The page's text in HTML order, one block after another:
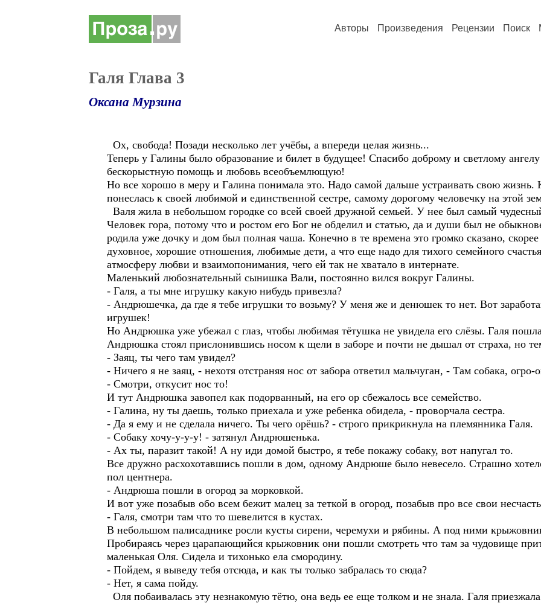
Авторы Произведения Рецензии Поиск
Галя Глава 3
Оксана Мурзина
Ох, свобода! Позади несколько лет учёбы, а впереди целая жизнь...
Теперь у Галины было образование и билет в будущее! Спасибо доброму и светлому
бескорыстную помощь и любовь всеобъемлющую!
Но все хорошо в меру и Галина понимала это. Надо самой дальше устраивать свою жизнь.
понеслась к своей любимой и единственной сестре, самому дорогому человечку на этой
Валя жила в небольшом городке со всей своей дружной семьей. У нее был самый
Человек гора, потому что и ростом его Бог не обделил и статью, да и души был не
родила уже дочку и дом был полная чаша. Конечно в те времена это громко сказано,
духовное, хорошие отношения, любимые дети, а что еще надо для тихого семейного
атмосферу любви и взаимопонимания, чего ей так не хватало в интернате.
Маленький любознательный сынишка Вали, постоянно вился вокруг Галины.
- Галя, а ты мне игрушку какую нибудь привезла?
- Андрюшечка, да где я тебе игрушки то возьму? У меня же и денюшек то нет. Вот
игрушек!
Но Андрюшка уже убежал с глаз, чтобы любимая тётушка не увидела его слёзы. Галя
Андрюшка стоял прислонившись носом к щели в заборе и почти не дышал от страха, но
- Заяц, ты чего там увидел?
- Ничего я не заяц, - нехотя отстраняя нос от забора ответил мальчуган, - Там собака, огро-
- Смотри, откусит нос то!
И тут Андрюшка завопел как подорванный, на его ор сбежалось все семейство.
- Галина, ну ты даешь, только приехала и уже ребенка обидела, - проворчала сестра.
- Да я ему и не сделала ничего. Ты чего орёшь? - строго прикрикнула на племянника Галя.
- Собаку хочу-у-у-у! - затянул Андрюшенька.
- Ах ты, паразит такой! А ну иди домой быстро, я тебе покажу собаку, вот напугал то.
Все дружно расхохотавшись пошли в дом, одному Андрюше было невесело. Страшно
пол центнера.
- Андрюша пошли в огород за морковкой.
И вот уже позабыв обо всем бежит малец за теткой в огород, позабыв про все свои
- Галя, смотри там что то шевелится в кустах.
В небольшом палисаднике росли кусты сирени, черемухи и рябины. А под ними
Пробираясь через царапающийся крыжовник они пошли смотреть что там за чудовище
маленькая Оля. Сидела и тихонько ела смородину.
- Пойдем, я выведу тебя отсюда, и как ты только забралась то сюда?
- Нет, я сама пойду.
Оля побаивалась эту незнакомую тётю, она ведь ее еще толком и не знала. Галя